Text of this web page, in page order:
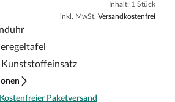
Inhalt: 1 Stück
inkl. MwSt. Versandkostenfrei
Kostenfreier Paketversand